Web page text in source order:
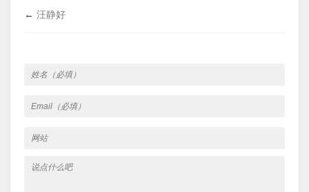
← 汪静好